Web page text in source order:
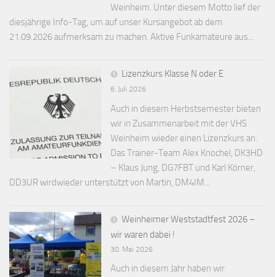
Weinheim. Unter diesem Motto lief der
diesjährige Info-Tag, um auf unser Kursangebot ab dem
21.09.2026 aufmerksam zu machen. Aktive Funkamateure aus...
Lizenzkurs Klasse N oder E
6. Juli 2026
Auch in diesem Herbstsemester bieten
wir in Zusammenarbeit mit der VHS
Weinheim wieder einen Lizenzkurs an.
Das Trainer-Team Alex Knochel, DK3HD
– Klaus Jung, DG7FBT und Karl Körner,
DD3UR wirdwieder unterstützt von Martin, DM4IM...
Weinheimer Weststadtfest 2026 –
wir waren dabei !
30. Mai 2026
Auch in diesem Jahr haben wir